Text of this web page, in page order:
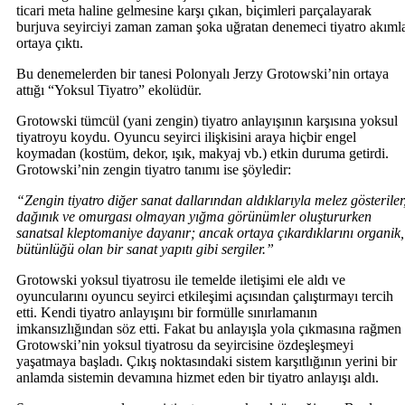
ticari meta haline gelmesine karşı çıkan, biçimleri parçalayarak
burjuva seyirciyi zaman zaman şoka uğratan denemeci tiyatro
ortaya çıktı.
Bu denemelerden bir tanesi Polonyalı Jerzy Grotowski’nin ortaya
attığı “Yoksul Tiyatro” ekolüdür.
Grotowski tümcül (yani zengin) tiyatro anlayışının karşısına yoksul
tiyatroyu koydu. Oyuncu seyirci ilişkisini araya hiçbir engel
koymadan (kostüm, dekor, ışık, makyaj vb.) etkin duruma getirdi.
Grotowski’nin zengin tiyatro tanımı ise şöyledir:
“Zengin tiyatro diğer sanat dallarından aldıklarıyla melez
dağınık ve omurgası olmayan yığma görünümler oluştururken
sanatsal kleptomaniye dayanır; ancak ortaya çıkardıklarını organik,
bütünlüğü olan bir sanat yapıtı gibi sergiler.”
Grotowski yoksul tiyatrosu ile temelde iletişimi ele aldı ve
oyuncularını oyuncu seyirci etkileşimi açısından çalıştırmayı tercih
etti. Kendi tiyatro anlayışını bir formülle sınırlamanın
imkansızlığından söz etti. Fakat bu anlayışla yola çıkmasına rağmen
Grotowski’nin yoksul tiyatrosu da seyircisine özdeşleşmeyi
yaşatmaya başladı. Çıkış noktasındaki sistem karşıtlığının yerini bir
anlamda sistemin devamına hizmet eden bir tiyatro anlayışı aldı.